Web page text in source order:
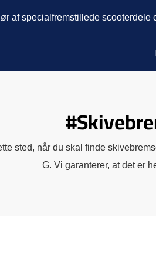
af specialfremstillede scooterdele
sted, når du skal finde
G. Vi garanterer, at det er